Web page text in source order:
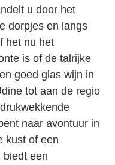
u door het
dorpjes en langs
het nu het
is of de talrijke
goed glas wijn in
tot aan de regio
naar avontuur in
kust of een
biedt een